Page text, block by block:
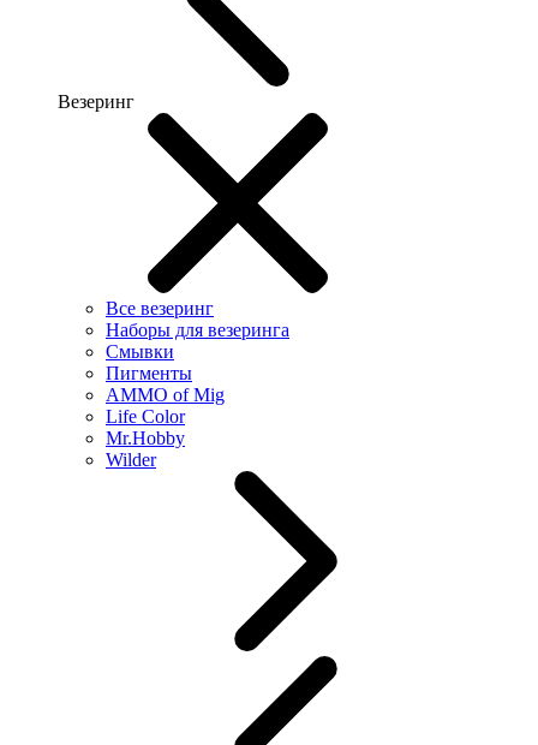
Везеринг
Все везеринг
Наборы для везеринга
Смывки
Пигменты
AMMO of Mig
Life Color
Mr.Hobby
Wilder